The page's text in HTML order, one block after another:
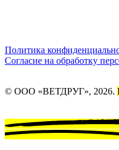
Политика
Согласие на обработку
© ООО «ВЕТДРУГ», 2026.